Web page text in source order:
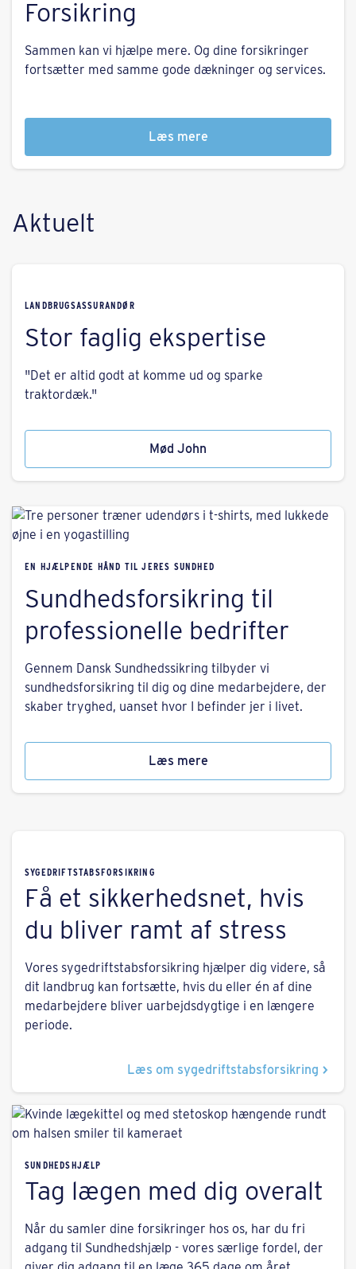
Forsikring
Sammen kan vi hjælpe mere. Og dine forsikringer
fortsætter med samme gode dækninger og services.
Læs mere
Aktuelt
LANDBRUGSASSURANDØR
Stor faglig ekspertise
"Det er altid godt at komme ud og sparke
traktordæk."
Mød John
EN HJÆLPENDE HÅND TIL JERES SUNDHED
Sundhedsforsikring til
professionelle bedrifter
Gennem Dansk Sundhedssikring tilbyder vi
sundhedsforsikring til dig og dine medarbejdere, der
skaber tryghed, uanset hvor I befinder jer i livet.
Læs mere
SYGE­DRIFTSTABS­FORSIKRING
Få et sikkerhedsnet, hvis
du bliver ramt af stress
Vores sygedriftstabsforsikring hjælper dig videre, så
dit landbrug kan fortsætte, hvis du eller én af dine
medarbejdere bliver uarbejdsdygtige i en længere
periode.
Læs om syge­driftstabs­forsikring
SUNDHEDSHJÆLP
Tag lægen med dig overalt
Når du samler dine forsikringer hos os, har du fri
adgang til Sundhedshjælp - vores særlige fordel, der